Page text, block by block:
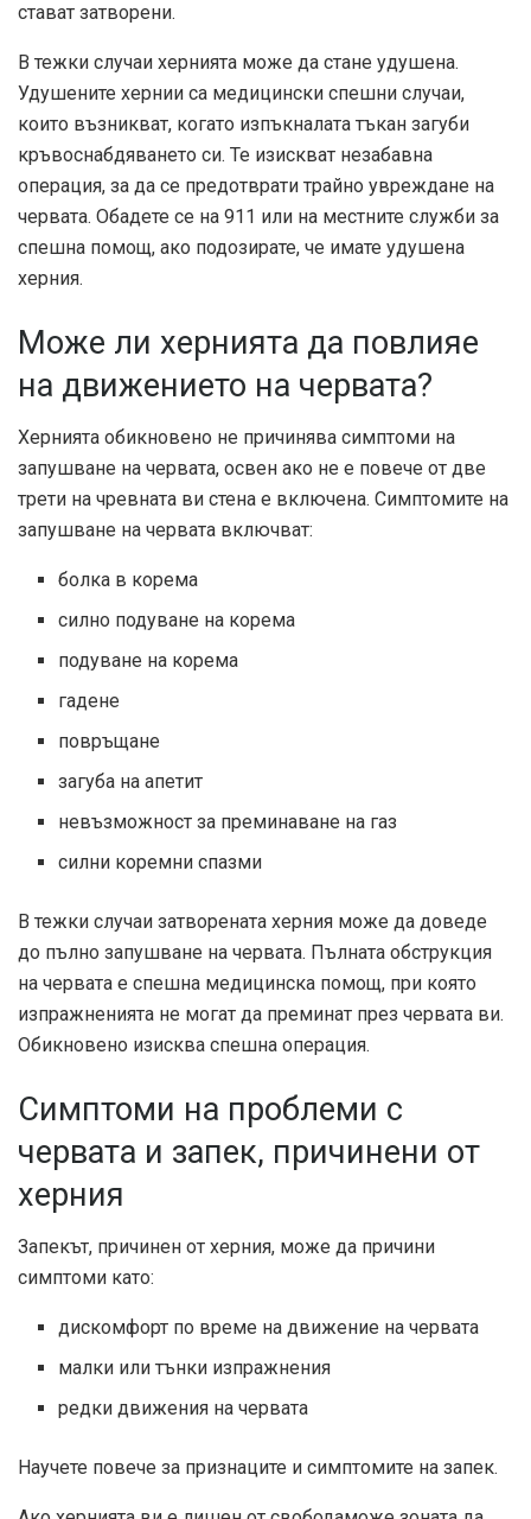
стават затворени.
В тежки случаи хернията може да стане удушена.
Удушените хернии са медицински спешни случаи,
които възникват, когато изпъкналата тъкан загуби
кръвоснабдяването си. Те изискват незабавна
операция, за да се предотврати трайно увреждане на
червата. Обадете се на 911 или на местните служби за
спешна помощ, ако подозирате, че имате удушена
херния.
Може ли хернията да повлияе
на движението на червата?
Хернията обикновено не причинява симптоми на
запушване на червата, освен ако не е повече от две
трети на чревната ви стена е включена. Симптомите на
запушване на червата включват:
болка в корема
силно подуване на корема
подуване на корема
гадене
повръщане
загуба на апетит
невъзможност за преминаване на газ
силни коремни спазми
В тежки случаи затворената херния може да доведе
до пълно запушване на червата. Пълната обструкция
на червата е спешна медицинска помощ, при която
изпражненията не могат да преминат през червата ви.
Обикновено изисква спешна операция.
Симптоми на проблеми с
червата и запек, причинени от
херния
Запекът, причинен от херния, може да причини
симптоми като:
дискомфорт по време на движение на червата
малки или тънки изпражнения
редки движения на червата
Научете повече за признаците и симптомите на запек.